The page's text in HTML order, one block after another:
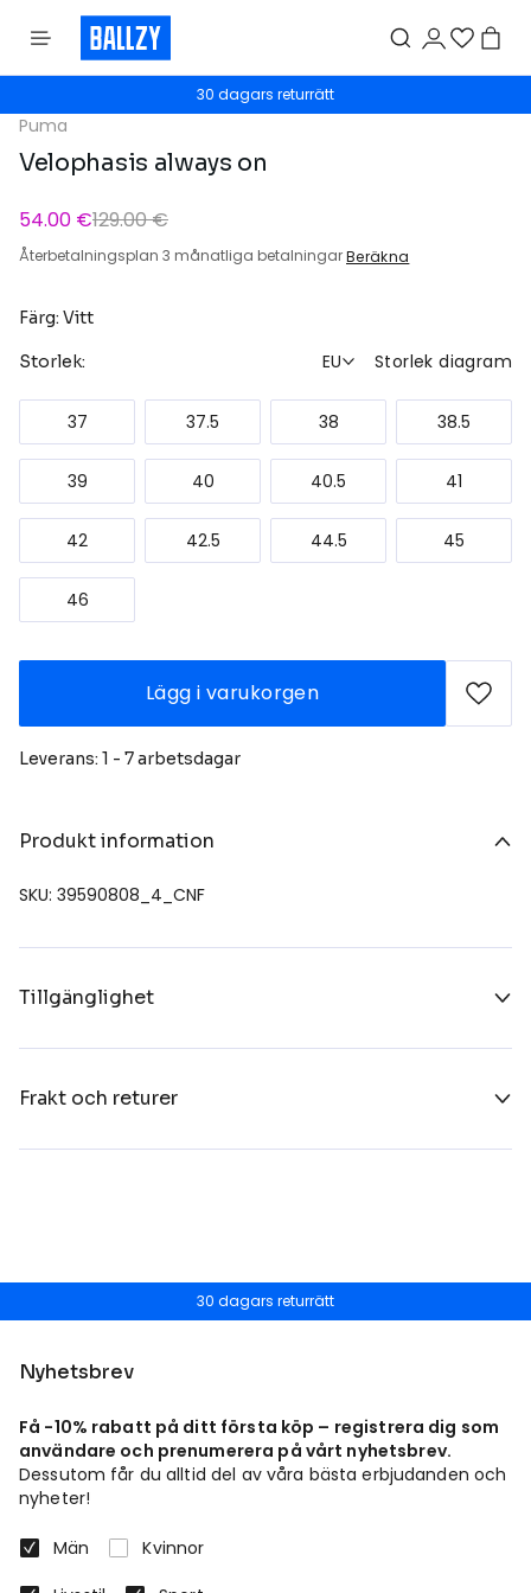
30 dagars returrätt
Puma
Velophasis always on
54.00 €129.00 €
Återbetalningsplan 3 månatliga betalningarBeräkna
Färg: Vitt
Storlek: EU Storlek diagram
37 37.5 38 38.5
39 40 40.5 41
42 42.5 44.5 45
46
Lägg i varukorgen
Leverans: 1 - 7 arbetsdagar
Produkt information
SKU: 39590808_4_CNF
Tillgänglighet
Frakt och returer
30 dagars returrätt
Nyhetsbrev
Få -10% rabatt på ditt första köp – registrera dig som
användare och prenumerera på vårt nyhetsbrev.
Dessutom får du alltid del av våra bästa erbjudanden och
nyheter!
Män
Kvinnor